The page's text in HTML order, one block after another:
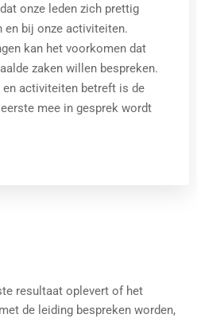
onze leden zich prettig
en bij onze activiteiten.
kan het voorkomen dat
zaken willen bespreken.
en activiteiten betreft is de
mee in gesprek wordt
resultaat oplevert of het
de leiding bespreken worden,